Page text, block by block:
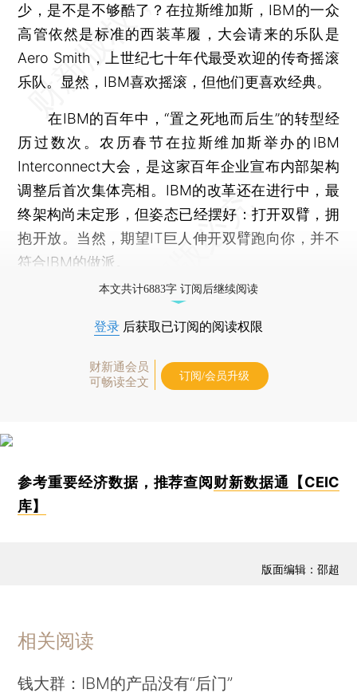
少，是不是不够酷了？在拉斯维加斯，IBM的一众
高管依然是标准的西装革履，大会请来的乐队是
Aero Smith，上世纪七十年代最受欢迎的传奇摇滚
乐队。显然，IBM喜欢摇滚，但他们更喜欢经典。
在IBM的百年中，“置之死地而后生”的转型经
历过数次。农历春节在拉斯维加斯举办的IBM
Interconnect大会，是这家百年企业宣布内部架构
调整后首次集体亮相。IBM的改革还在进行中，最
终架构尚未定形，但姿态已经摆好：打开双臂，拥
抱开放。当然，期望IT巨人伸开双臂跑向你，并不
符合IBM的做派。
本文共计6883字 订阅后继续阅读
登录 后获取已订阅的阅读权限
财新通会员
可畅读全文
订阅/会员升级
参考重要经济数据，推荐查阅财新数据通【CEIC
库】
版面编辑：邵超
相关阅读
钱大群：IBM的产品没有“后门”